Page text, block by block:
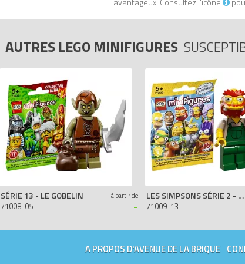
comparateur de prix 100% LEGO.
AUTRES LEGO MINIFIGURES
SÉRIE 13 - LE GOBELIN
71008-05
à partir de
-
LES SIMPSONS SÉRIE 2 - WILLIE LE JARDINIER
71009-13
A PROPOS D'AVENUE DE LA BRIQUE